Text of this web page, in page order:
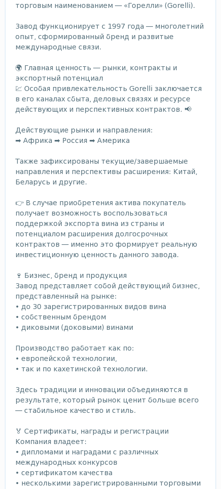
торговым наименованием — «Горелли» (Gorelli).
Завод функционирует с 1997 года — многолетний
опыт, сформированный бренд и развитые
международные связи.
🌍 Главная ценность — рынки, контракты и
экспортный потенциал
💹 Особая привлекательность Gorelli заключается
в его каналах сбыта, деловых связях и ресурсе
действующих и перспективных контрактов. 📢
Действующие рынки и направления:
➡ Африка ➡ Россия ➡ Америка
Также зафиксированы текущие/завершаемые
направления и перспективы расширения: Китай,
Беларусь и другие.
👉 В случае приобретения актива покупатель
получает возможность воспользоваться
поддержкой экспорта вина из страны и
потенциалом расширения долгосрочных
контрактов — именно это формирует реальную
инвестиционную ценность данного завода.
🍷 Бизнес, бренд и продукция
Завод представляет собой действующий бизнес,
представленный на рынке:
• до 30 зарегистрированных видов вина
• собственным брендом
• диковыми (доковыми) винами
Производство работает как по:
• европейской технологии,
• так и по кахетинской технологии.
Здесь традиции и инновации объединяются в
результате, который рынок ценит больше всего
— стабильное качество и стиль.
🏅 Сертификаты, награды и регистрации
Компания владеет:
• дипломами и наградами с различных
международных конкурсов
• сертификатом качества
• несколькими зарегистрированными торговыми